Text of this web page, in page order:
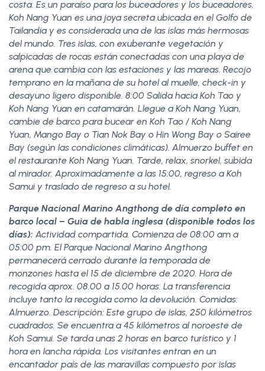
costa. Es un paraíso para los buceadores y los buceadores.
Koh Nang Yuan es una joya secreta ubicada en el Golfo de
Tailandia y es considerada una de las islas más hermosas
del mundo. Tres islas, con exuberante vegetación y
salpicadas de rocas están conectadas con una playa de
arena que cambia con las estaciones y las mareas. Recojo
temprano en la mañana de su hotel al muelle, check-in y
desayuno ligero disponible. 8:00 Salida hacia Koh Tao y
Koh Nang Yuan en catamarán. Llegue a Koh Nang Yuan,
cambie de barco para bucear en Koh Tao / Koh Nang
Yuan, Mango Bay o Tian Nok Bay o Hin Wong Bay o Sairee
Bay (según las condiciones climáticas). Almuerzo buffet en
el restaurante Koh Nang Yuan. Tarde, relax, snorkel, subida
al mirador. Aproximadamente a las 15:00, regreso a Koh
Samui y traslado de regreso a su hotel.
Parque Nacional Marino Angthong de día completo en
barco local – Guia de habla inglesa (disponible todos los
días): Actividad compartida. Comienza de 08:00 am a
05:00 pm. El Parque Nacional Marino Angthong
permanecerá cerrado durante la temporada de
monzones hasta el 15 de diciembre de 2020. Hora de
recogida aprox. 08.00 a 15.00 horas. La transferencia
incluye tanto la recogida como la devolución. Comidas:
Almuerzo. Descripción: Este grupo de islas, 250 kilómetros
cuadrados. Se encuentra a 45 kilómetros al noroeste de
Koh Samui. Se tarda unas 2 horas en barco turístico y 1
hora en lancha rápida. Los visitantes entran en un
encantador país de las maravillas compuesto por islas